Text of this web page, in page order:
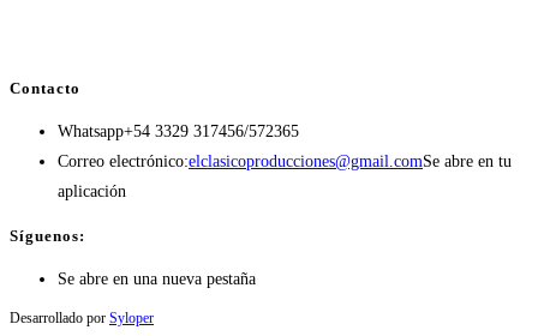
Contacto
Whatsapp+54 3329 317456/572365
Correo electrónico:elclasicoproducciones@gmail.comSe abre en tu
aplicación
Síguenos:
Se abre en una nueva pestaña
Desarrollado por Syloper